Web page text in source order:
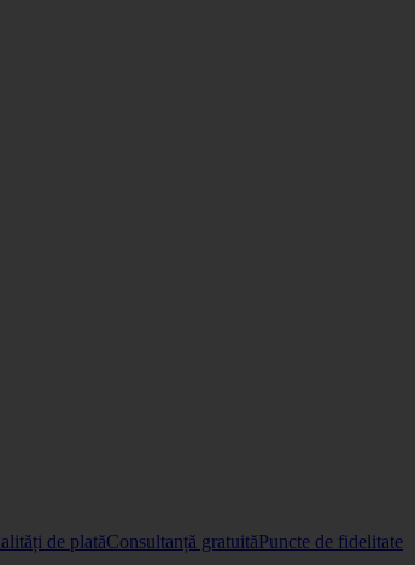
de platăConsultanță gratuităPuncte de fidelitate